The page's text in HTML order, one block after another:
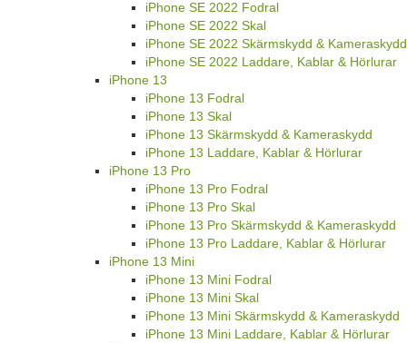
iPhone SE 2022 Fodral
iPhone SE 2022 Skal
iPhone SE 2022 Skärmskydd & Kameraskydd
iPhone SE 2022 Laddare, Kablar & Hörlurar
iPhone 13
iPhone 13 Fodral
iPhone 13 Skal
iPhone 13 Skärmskydd & Kameraskydd
iPhone 13 Laddare, Kablar & Hörlurar
iPhone 13 Pro
iPhone 13 Pro Fodral
iPhone 13 Pro Skal
iPhone 13 Pro Skärmskydd & Kameraskydd
iPhone 13 Pro Laddare, Kablar & Hörlurar
iPhone 13 Mini
iPhone 13 Mini Fodral
iPhone 13 Mini Skal
iPhone 13 Mini Skärmskydd & Kameraskydd
iPhone 13 Mini Laddare, Kablar & Hörlurar